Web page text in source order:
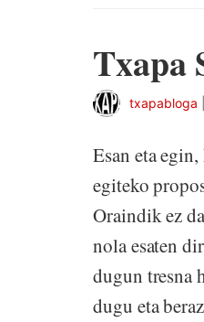
Txapa
txapabloga
Esan eta
egiteko
Oraindik ez
nola esaten
dugun tresna
dugu eta